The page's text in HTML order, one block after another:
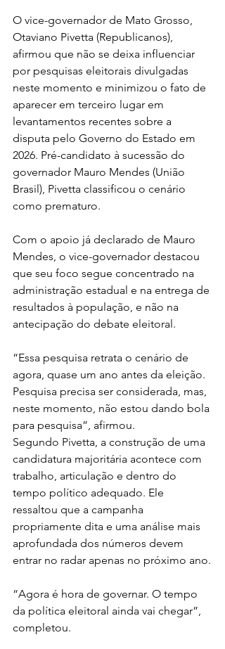
O vice-governador de Mato Grosso,
Otaviano Pivetta (Republicanos),
afirmou que não se deixa influenciar
por pesquisas eleitorais divulgadas
neste momento e minimizou o fato de
aparecer em terceiro lugar em
levantamentos recentes sobre a
disputa pelo Governo do Estado em
2026. Pré-candidato à sucessão do
governador Mauro Mendes (União
Brasil), Pivetta classificou o cenário
como prematuro.
Com o apoio já declarado de Mauro
Mendes, o vice-governador destacou
que seu foco segue concentrado na
administração estadual e na entrega de
resultados à população, e não na
antecipação do debate eleitoral.
“Essa pesquisa retrata o cenário de
agora, quase um ano antes da eleição.
Pesquisa precisa ser considerada, mas,
neste momento, não estou dando bola
para pesquisa”, afirmou.
Segundo Pivetta, a construção de uma
candidatura majoritária acontece com
trabalho, articulação e dentro do
tempo político adequado. Ele
ressaltou que a campanha
propriamente dita e uma análise mais
aprofundada dos números devem
entrar no radar apenas no próximo ano.
“Agora é hora de governar. O tempo
da política eleitoral ainda vai chegar”,
completou.